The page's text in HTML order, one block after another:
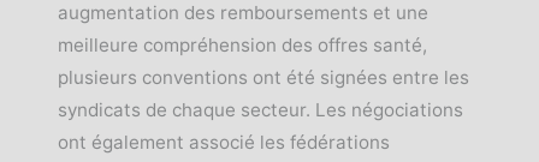
augmentation des remboursements et une
meilleure compréhension des offres santé,
plusieurs conventions ont été signées entre les
syndicats de chaque secteur. Les négociations
ont également associé les fédérations